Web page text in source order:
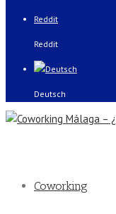
Reddit
Reddit
Deutsch
Coworking